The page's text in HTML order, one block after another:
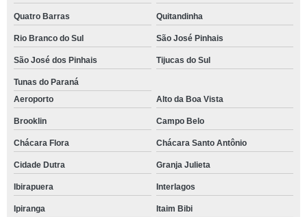
Quatro Barras Quitandinha
Rio Branco do Sul São José Pinhais
São José dos Pinhais Tijucas do Sul
Tunas do Paraná
Aeroporto
Alto da Boa Vista
Brooklin Campo Belo
Chácara Flora Chácara Santo Antônio
Cidade Dutra Granja Julieta
Ibirapuera Interlagos
Ipiranga Itaim Bibi